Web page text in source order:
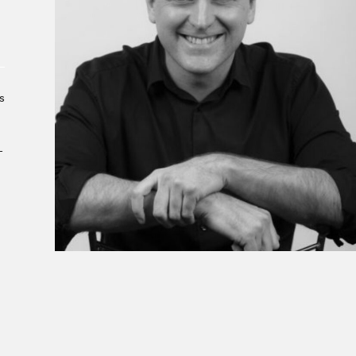
À propos du Salon
Liste des exposant·e·s
Liste des auteur·rice·s